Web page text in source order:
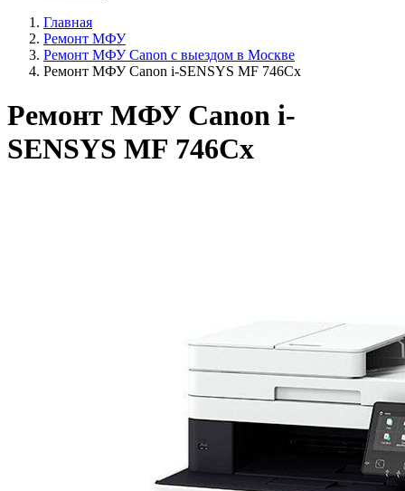
Главная
Ремонт МФУ
Ремонт МФУ Canon с выездом в Москве
Ремонт МФУ Canon i-SENSYS MF 746Cx
Ремонт МФУ Canon i-
SENSYS MF 746Cx